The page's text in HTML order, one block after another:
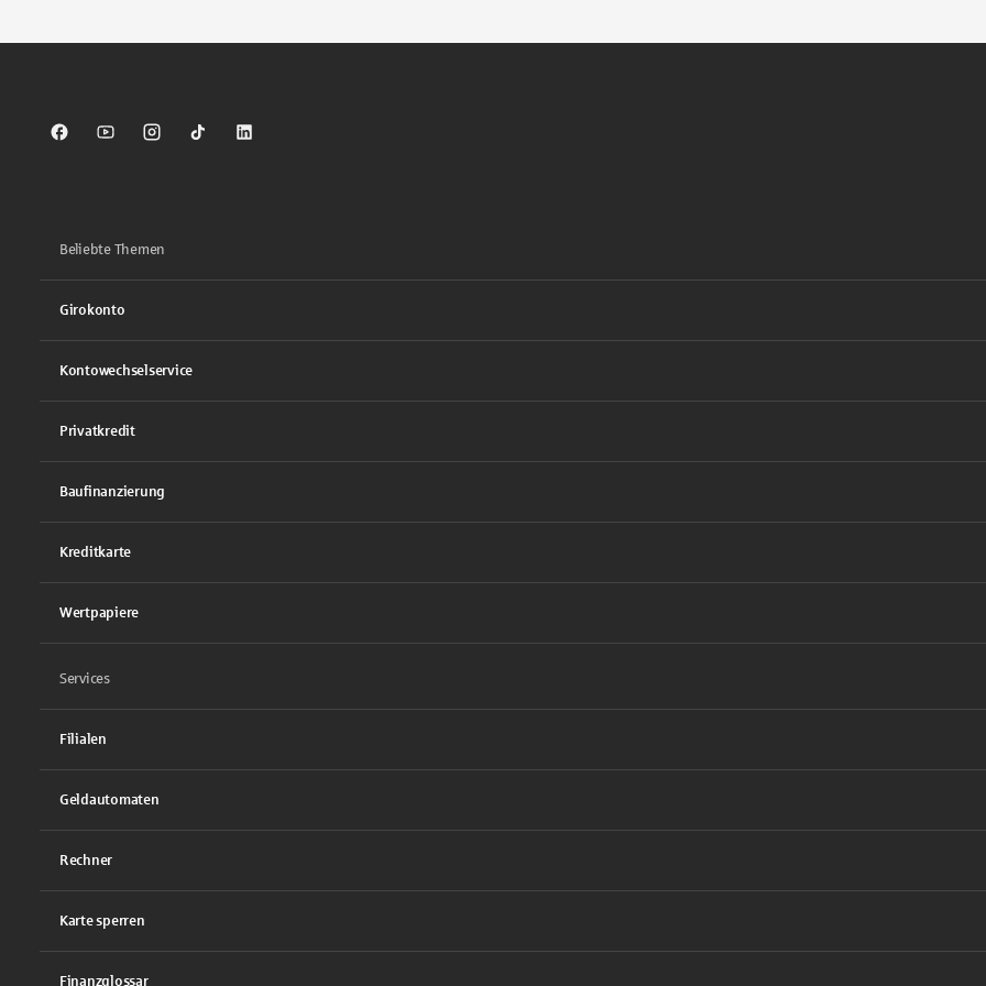
Sparkasse auf Facebook
Sparkasse auf Youtube
Sparkasse auf Instagram
Sparkasse auf TikTok
Sparkasse auf LinkedIn
Beliebte Themen
Girokonto
Kontowechselservice
Privatkredit
Baufinanzierung
Kreditkarte
Wertpapiere
Services
Filialen
Geldautomaten
Rechner
Karte sperren
Finanzglossar